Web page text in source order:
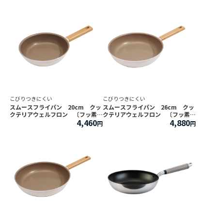
こびりつきにくい
スムースフライパン 20cm クッ
クテリアウェルフロン 〔フッ素加
工の剥がれにも1年保証付き〕
4,460
こびりつきにくい
スムースフライパン 26cm クッ
クテリアウェルフロン 〔フッ素加
工の剥がれにも1年保証付き〕
4,880